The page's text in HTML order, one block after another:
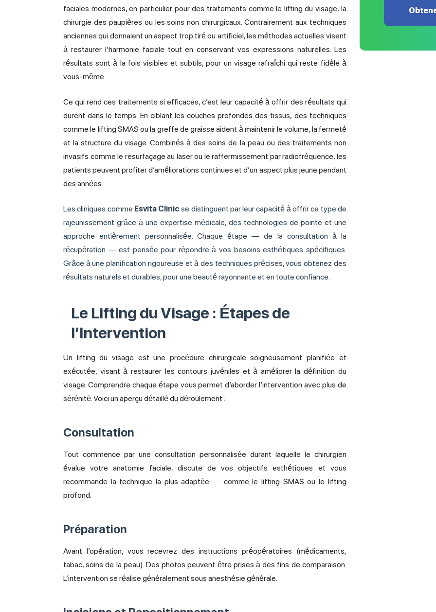
faciales modernes, en particulier pour des traitements comme le lifting du visage, la
chirurgie des paupières ou les soins non chirurgicaux. Contrairement aux techniques
anciennes qui donnaient un aspect trop tiré ou artificiel, les méthodes actuelles visent
à restaurer l’harmonie faciale tout en conservant vos expressions naturelles. Les
résultats sont à la fois visibles et subtils, pour un visage rafraîchi qui reste fidèle à
vous-même.
Ce qui rend ces traitements si efficaces, c’est leur capacité à offrir des résultats qui
durent dans le temps. En ciblant les couches profondes des tissus, des techniques
comme le lifting SMAS ou la greffe de graisse aident à maintenir le volume, la fermeté
et la structure du visage. Combinés à des soins de la peau ou des traitements non
invasifs comme le resurfaçage au laser ou le raffermissement par radiofréquence, les
patients peuvent profiter d’améliorations continues et d’un aspect plus jeune pendant
des années.
Les cliniques comme Esvita Clinic se distinguent par leur capacité à offrir ce type de
rajeunissement grâce à une expertise médicale, des technologies de pointe et une
approche entièrement personnalisée. Chaque étape — de la consultation à la
récupération — est pensée pour répondre à vos besoins esthétiques spécifiques.
Grâce à une planification rigoureuse et à des techniques précises, vous obtenez des
résultats naturels et durables, pour une beauté rayonnante et en toute confiance.
Le Lifting du Visage : Étapes de
l’Intervention
Un lifting du visage est une procédure chirurgicale soigneusement planifiée et
exécutée, visant à restaurer les contours juvéniles et à améliorer la définition du
visage. Comprendre chaque étape vous permet d’aborder l’intervention avec plus de
sérénité. Voici un aperçu détaillé du déroulement :
Consultation
Tout commence par une consultation personnalisée durant laquelle le chirurgien
évalue votre anatomie faciale, discute de vos objectifs esthétiques et vous
recommande la technique la plus adaptée — comme le lifting SMAS ou le lifting
profond.
Préparation
Avant l’opération, vous recevrez des instructions préopératoires (médicaments,
tabac, soins de la peau). Des photos peuvent être prises à des fins de comparaison.
L’intervention se réalise généralement sous anesthésie générale.